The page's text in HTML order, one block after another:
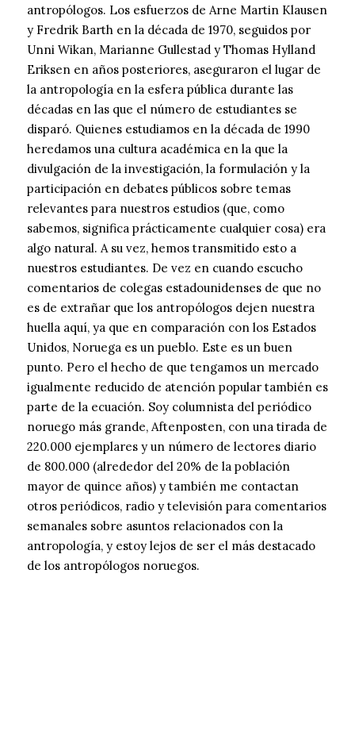
antropólogos. Los esfuerzos de Arne Martin Klausen
y Fredrik Barth en la década de 1970, seguidos por
Unni Wikan, Marianne Gullestad y Thomas Hylland
Eriksen en años posteriores, aseguraron el lugar de
la antropología en la esfera pública durante las
décadas en las que el número de estudiantes se
disparó. Quienes estudiamos en la década de 1990
heredamos una cultura académica en la que la
divulgación de la investigación, la formulación y la
participación en debates públicos sobre temas
relevantes para nuestros estudios (que, como
sabemos, significa prácticamente cualquier cosa) era
algo natural. A su vez, hemos transmitido esto a
nuestros estudiantes. De vez en cuando escucho
comentarios de colegas estadounidenses de que no
es de extrañar que los antropólogos dejen nuestra
huella aquí, ya que en comparación con los Estados
Unidos, Noruega es un pueblo. Este es un buen
punto. Pero el hecho de que tengamos un mercado
igualmente reducido de atención popular también es
parte de la ecuación. Soy columnista del periódico
noruego más grande, Aftenposten, con una tirada de
220.000 ejemplares y un número de lectores diario
de 800.000 (alrededor del 20% de la población
mayor de quince años) y también me contactan
otros periódicos, radio y televisión para comentarios
semanales sobre asuntos relacionados con la
antropología, y estoy lejos de ser el más destacado
de los antropólogos noruegos.